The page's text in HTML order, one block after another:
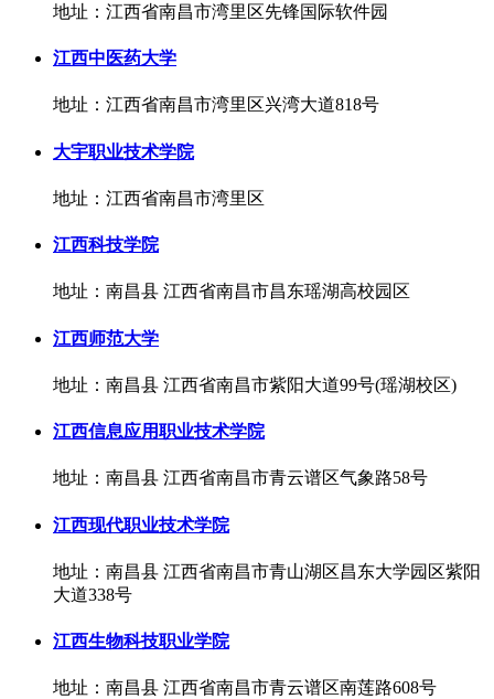
地址：江西省南昌市湾里区先锋国际软件园
江西中医药大学
地址：江西省南昌市湾里区兴湾大道818号
大宇职业技术学院
地址：江西省南昌市湾里区
江西科技学院
地址：南昌县 江西省南昌市昌东瑶湖高校园区
江西师范大学
地址：南昌县 江西省南昌市紫阳大道99号(瑶湖校区)
江西信息应用职业技术学院
地址：南昌县 江西省南昌市青云谱区气象路58号
江西现代职业技术学院
地址：南昌县 江西省南昌市青山湖区昌东大学园区紫阳
大道338号
江西生物科技职业学院
地址：南昌县 江西省南昌市青云谱区南莲路608号